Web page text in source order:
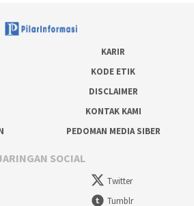
KARIR
KODE ETIK
DISCLAIMER
KONTAK KAMI
PEDOMAN MEDIA SIBER
SOCIAL
Twitter
Tumblr